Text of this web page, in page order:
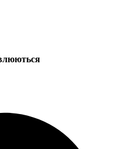
юються